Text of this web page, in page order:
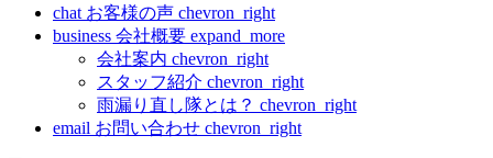
chat お客様の声 chevron_right
business 会社概要 expand_more
会社案内 chevron_right
スタッフ紹介 chevron_right
雨漏り直し隊とは？ chevron_right
email お問い合わせ chevron_right